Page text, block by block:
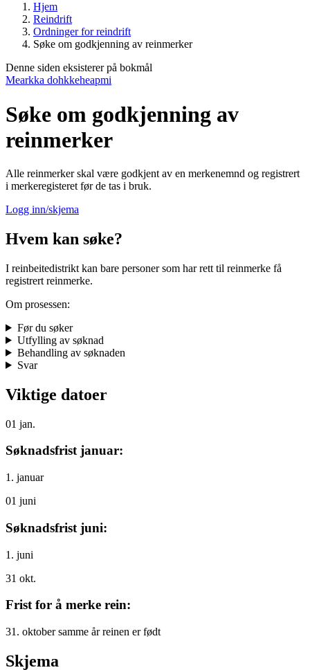
Hjem
Reindrift
Ordninger for reindrift
Søke om godkjenning av reinmerker
Denne siden eksisterer på bokmål
Mearkka dohkkeheapmi
Søke om godkjenning av
reinmerker
Alle reinmerker skal være godkjent av en merkenemnd og registrert
i merkeregisteret før de tas i bruk.
Logg inn/skjema
Hvem kan søke?
I reinbeitedistrikt kan bare personer som har rett til reinmerke få
registrert reinmerke.
Om prosessen:
Før du søker
Utfylling av søknad
Behandling av søknaden
Svar
Viktige datoer
01 jan.
Søknadsfrist januar:
1. januar
01 juni
Søknadsfrist juni:
1. juni
31 okt.
Frist for å merke rein:
31. oktober samme år reinen er født
Skjema